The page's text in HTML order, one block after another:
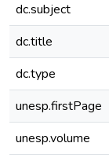
dc.subject
dc.title
dc.type
unesp.firstPage
unesp.volume